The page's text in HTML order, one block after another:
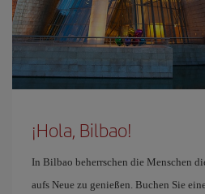
¡Hola, Bilbao!
In Bilbao beherrschen die Menschen
aufs Neue zu genießen. Buchen Sie